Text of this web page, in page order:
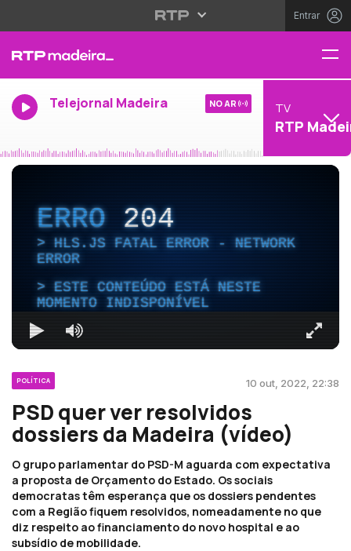
Entrar
Telejornal Madeira NO AR TV
RTP
ERRO204
HLS.JS FATAL ERROR - NETWORK
ERROR
ESTE CONTEÚDO ESTÁ NESTE
MOMENTO INDISPONÍVEL
POLÍTICA 10 out, 2022, 22:38
PSD quer ver resolvidos
dossiers da Madeira (vídeo)
O grupo parlamentar do PSD-M aguarda com expectativa
a proposta de Orçamento do Estado. Os sociais
democratas têm esperança que os dossiers pendentes
com a Região fiquem resolvidos, nomeadamente no que
diz respeito ao financiamento do novo hospital e ao
subsídio de mobilidade.